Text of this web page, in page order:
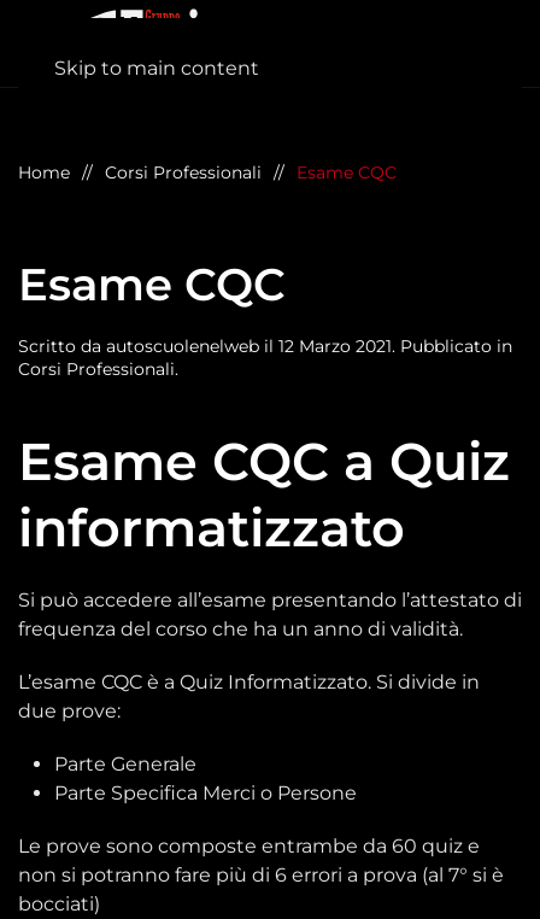
Skip to main content
Home Corsi Professionali Esame CQC
Esame CQC
Scritto da autoscuolenelweb il 12 Marzo 2021. Pubblicato in
Corsi Professionali.
Esame CQC a Quiz
informatizzato
Si può accedere all’esame presentando l’attestato di
frequenza del corso che ha un anno di validità.
L’esame CQC è a Quiz Informatizzato. Si divide in
due prove:
Parte Generale
Parte Specifica Merci o Persone
Le prove sono composte entrambe da 60 quiz e
non si potranno fare più di 6 errori a prova (al 7° si è
bocciati)